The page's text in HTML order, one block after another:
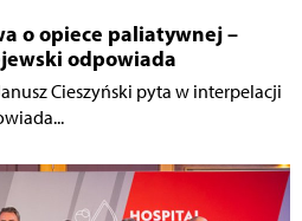
o opiece paliatywnej –
odpowiada
Cieszyński pyta w interpelacji